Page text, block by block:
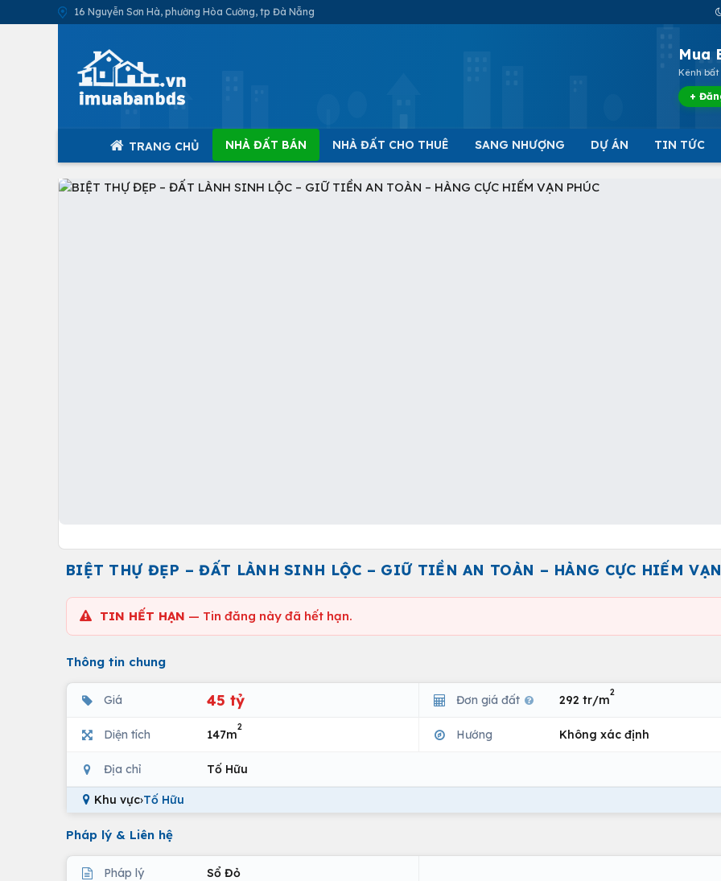
16 Nguyễn Sơn Hà, phường Hòa Cường, tp Đà Nẵng
Mua
Kênh bất
+
TRANG CHỦ NHÀ ĐẤT BÁN NHÀ ĐẤT CHO THUÊ SANG NHƯỢNG DỰ ÁN TIN TỨC
BIỆT THỰ ĐẸP – ĐẤT LÀNH SINH LỘC – GIỮ TIỀN AN TOÀN – HÀNG CỰC HIẾM
TIN HẾT HẠN — Tin đăng này đã hết hạn.
Thông tin chung
Giá 45 tỷ Đơn giá đất 292 tr/m
2
Diện tích 147m
2
Hướng Không xác định
Địa chỉ Tố Hữu
Khu vực›Tố Hữu
Pháp lý & Liên hệ
Pháp lý Sổ Đỏ